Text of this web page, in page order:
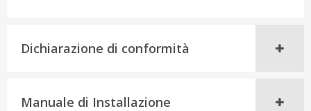
Dichiarazione di conformità
Manuale di Installazione